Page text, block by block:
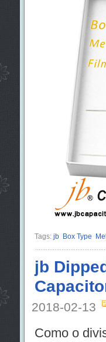
Tags: jb Box Type
jb
2018-02-13
Como o